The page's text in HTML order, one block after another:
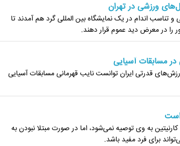
ورزشی در تهران
تناسب اندام در یک نمایشگاه بین المللی گرد هم آمدند تا
را در معرض دید عموم قرار دهند.
مسابقات آسیایی
قدرتی ایران توانست نایب قهرمانی مسابقات آسیایی
است
به وی توصیه نمی‌شود، اما در صورت مبتلا نبودن به
برای فرد مفید باشد.